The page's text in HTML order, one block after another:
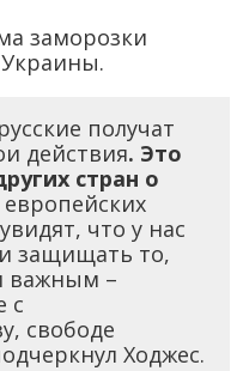
заморозки
получат
действия. Это
стран о
что у нас
защищать то,
важным –
с
свободе
Ходжес.